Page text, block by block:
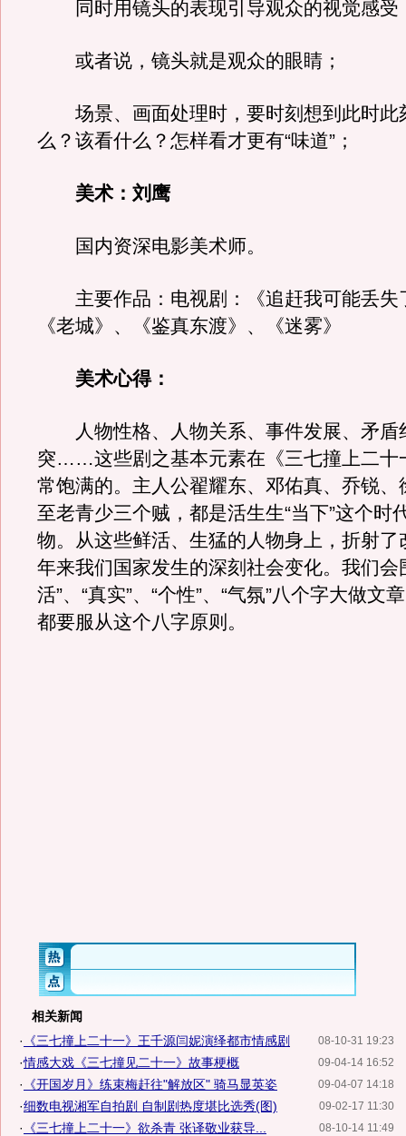
同时用镜头的表现引导观众的视觉感受
或者说，镜头就是观众的眼睛；
场景、画面处理时，要时刻想到此时此
么？该看什么？怎样看才更有“味道”；
美术：刘鹰
国内资深电影美术师。
主要作品：电视剧：《追赶我可能丢失
《老城》、《鉴真东渡》、《迷雾》
美术心得：
人物性格、人物关系、事件发展、矛盾
突……这些剧之基本元素在《三七撞上二十
常饱满的。主人公翟耀东、邓佑真、乔锐
至老青少三个贼，都是活生生“当下”这个时
物。从这些鲜活、生猛的人物身上，折射了
年来我们国家发生的深刻社会变化。我们会
活”、“真实”、“个性”、“气氛”八个字大做文
都要服从这个八字原则。
相关新闻
08-10-31 19:23
· 《三七撞上二十一》王千源闫妮演绎都市情感剧
09-04-14 16:52
·情感大戏《三七撞见二十一》故事梗概
09-04-07 14:18
· 《开国岁月》练束梅赶往"解放区" 骑马显英姿
09-02-17 11:30
·细数电视湘军自拍剧 自制剧热度堪比选秀(图)
08-10-14 11:49
· 《三七撞上二十一》欲杀青 张译敬业获导...